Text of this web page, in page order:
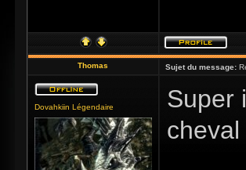
Thomas Sujet du message:
Dovahkiin Légendaire
Super